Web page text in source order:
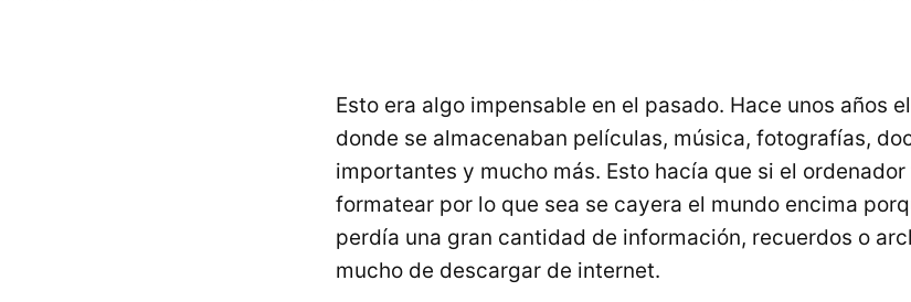
Esto era algo impensable en el pasado. Hace unos años
donde se almacenaban películas, música, fotografías,
importantes y mucho más. Esto hacía que si el
formatear por lo que sea se cayera el mundo encima
perdía una gran cantidad de información, recuerdos o
mucho de descargar de internet.